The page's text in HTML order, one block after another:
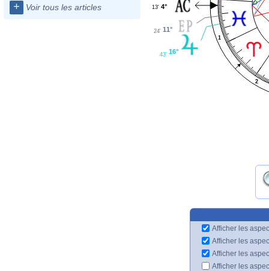
+ Voir tous les articles
1
2
4°
13'
11°
24'
16°
43'
Afficher les
Afficher les
Afficher les
Afficher les